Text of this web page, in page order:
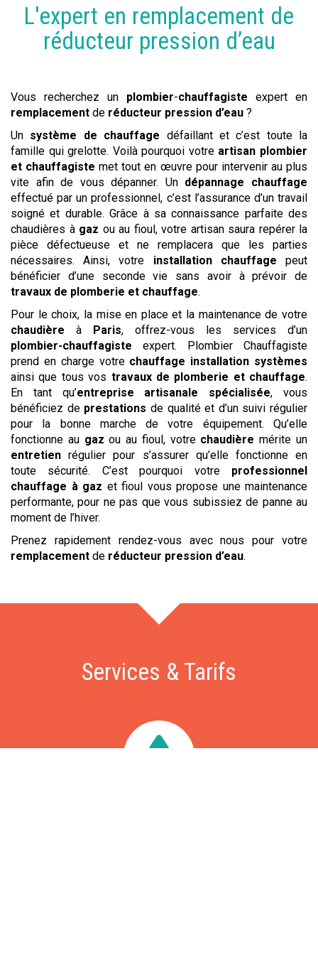
L'expert en remplacement de
réducteur pression d’eau
Vous recherchez un plombier-chauffagiste expert en
remplacement de réducteur pression d’eau ?
Un système de chauffage défaillant et c’est toute la
famille qui grelotte. Voilà pourquoi votre artisan plombier
et chauffagiste met tout en œuvre pour intervenir au plus
vite afin de vous dépanner. Un dépannage chauffage
effectué par un professionnel, c’est l’assurance d’un travail
soigné et durable. Grâce à sa connaissance parfaite des
chaudières à gaz ou au fioul, votre artisan saura repérer la
pièce défectueuse et ne remplacera que les parties
nécessaires. Ainsi, votre installation chauffage peut
bénéficier d’une seconde vie sans avoir à prévoir de
travaux de plomberie et chauffage.
Pour le choix, la mise en place et la maintenance de votre
chaudière à Paris, offrez-vous les services d’un
plombier-chauffagiste expert. Plombier Chauffagiste
prend en charge votre chauffage installation systèmes
ainsi que tous vos travaux de plomberie et chauffage.
En tant qu’entreprise artisanale spécialisée, vous
bénéficiez de prestations de qualité et d’un suivi régulier
pour la bonne marche de votre équipement. Qu’elle
fonctionne au gaz ou au fioul, votre chaudière mérite un
entretien régulier pour s’assurer qu’elle fonctionne en
toute sécurité. C’est pourquoi votre professionnel
chauffage à gaz et fioul vous propose une maintenance
performante, pour ne pas que vous subissiez de panne au
moment de l’hiver.
Prenez rapidement rendez-vous avec nous pour votre
remplacement de réducteur pression d’eau.
Services & Tarifs